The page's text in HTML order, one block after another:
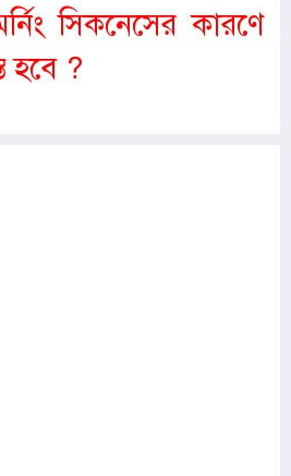
সিকনেসের কারণে
হবে ?